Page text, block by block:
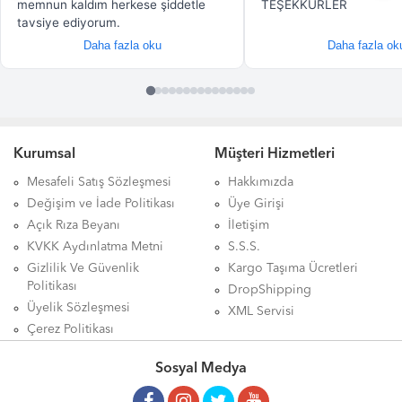
Kurumsal
Mesafeli Satış Sözleşmesi
Değişim ve İade Politikası
Açık Rıza Beyanı
KVKK Aydınlatma Metni
Gizlilik Ve Güvenlik
Politikası
Üyelik Sözleşmesi
Çerez Politikası
Müşteri Hizmetleri
Hakkımızda
Üye Girişi
İletişim
S.S.S.
Kargo Taşıma Ücretleri
DropShipping
XML Servisi
Sosyal Medya